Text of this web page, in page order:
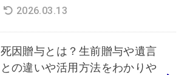
2026.03.13
死因贈与とは？生前贈与や遺言
との違いや活用方法をわかりや